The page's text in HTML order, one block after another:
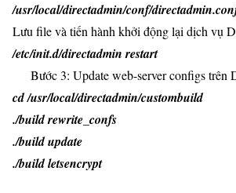
/usr/local/directadmin/conf/
Lưu file và tiến hành khởi động lại dịch vụ
/etc/init.d/directadmin restart
Bước 3: Update web-server configs trên
cd /usr/local/directadmin/custombuild
./build rewrite_confs
./build update
./build letsencrypt